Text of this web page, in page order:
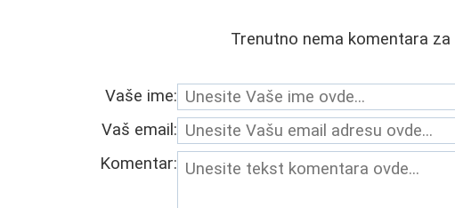
Trenutno nema komentara za
Vaše ime:
Vaš email:
Komentar: